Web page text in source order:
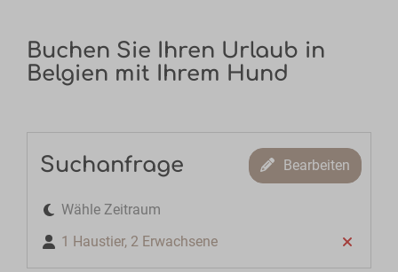
Buchen Sie Ihren Urlaub in
Belgien mit Ihrem Hund
Suchanfrage Bearbeiten
Wähle Zeitraum
1 Haustier, 2 Erwachsene